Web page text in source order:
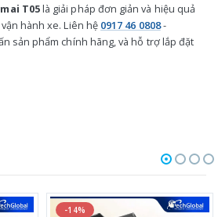
T05là giải pháp đơn giản và hiệu quả
hành xe. Liên hệ 0917 46 0808-
sản phẩm chính hãng, và hỗ trợ lắp đặt
-14%